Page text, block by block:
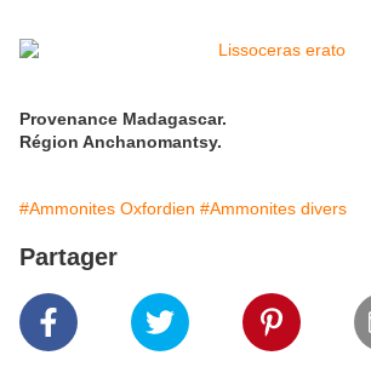
Provenance Madagascar.
Région Anchanomantsy.
#Ammonites Oxfordien #Ammonites divers
Partager